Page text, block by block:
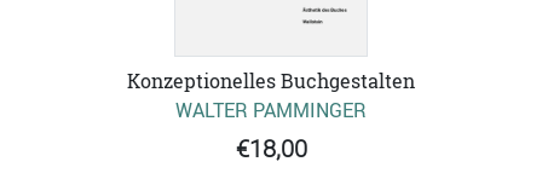
Konzeptionelles Buchgestalten
WALTER PAMMINGER
€18,00